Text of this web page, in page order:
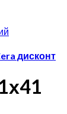
дисконт